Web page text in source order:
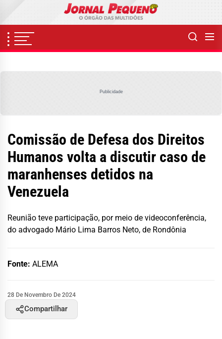
content
Publicidade
Comissão de Defesa dos Direitos
Humanos volta a discutir caso de
maranhenses detidos na
Venezuela
Reunião teve participação, por meio de videoconferência,
do advogado Mário Lima Barros Neto, de Rondônia
Fonte: ALEMA
28 De Novembro De 2024
Compartilhar